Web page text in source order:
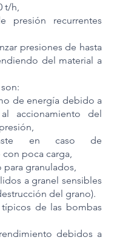
t/h,
presión recurrentes
presiones de hasta
del material a
de energía debido a
accionamiento del
en caso de
poca carga,
para granulados,
a granel sensibles
del grano).
de las bombas
debidos a